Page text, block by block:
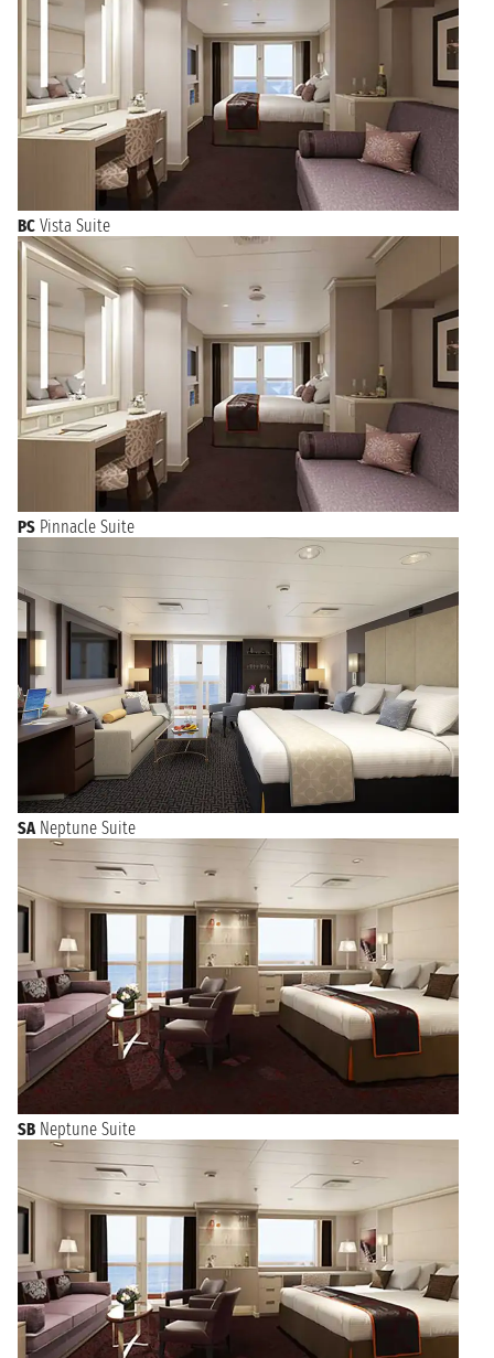
BC Vista Suite
PS Pinnacle Suite
SA Neptune Suite
SB Neptune Suite